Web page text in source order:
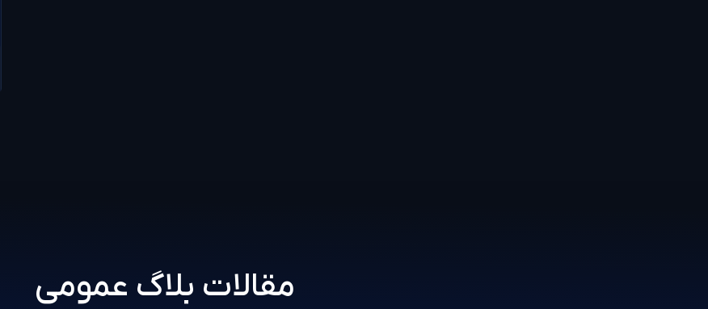
مقالات بلاگ عمومی